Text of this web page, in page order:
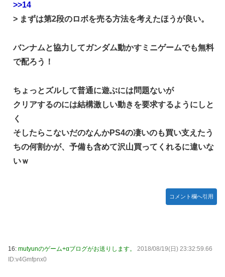
>>14
> まずは第2段のロボを売る方法を考えたほうが良い。
バンナムと協力してガンダム動かすミニゲームでも無料
で配ろう！
ちょっとズルして普通に遊ぶには問題ないが
クリアするのには結構激しい動きを要求するようにしと
く
そしたらこないだのなんかPS4の凄いのも買い支えたう
ちの何割かが、予備も含めて沢山買ってくれるに違いな
いｗ
コメント欄へ引用
16: mutyunのゲーム+αブログがお送りします。
2018/08/19(日) 23:32:59.66
ID:v4Gmfpnx0